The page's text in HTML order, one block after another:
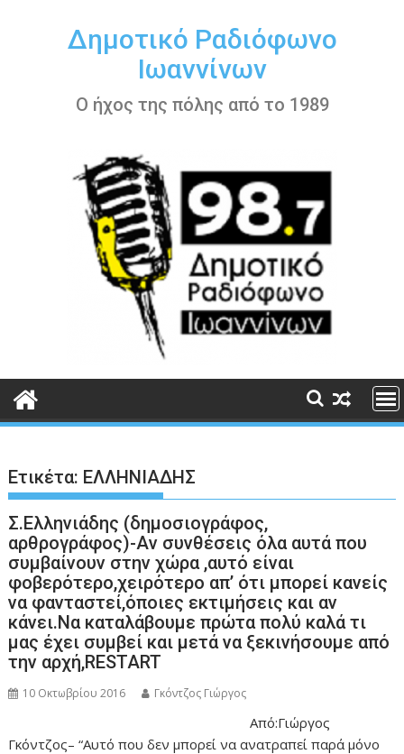
περιεχόμενοΔημοτικό Ραδιόφωνο
Ιωαννίνων
Ο ήχος της πόλης από το 1989
Ετικέτα: ΕΛΛΗΝΙΑΔΗΣ
Σ.Ελληνιάδης (δημοσιογράφος,
αρθρογράφος)-Αν συνθέσεις όλα αυτά που
συμβαίνουν στην χώρα ,αυτό είναι
φοβερότερο,χειρότερο απ’ ότι μπορεί κανείς
να φανταστεί,όποιες εκτιμήσεις και αν
κάνει.Να καταλάβουμε πρώτα πολύ καλά τι
μας έχει συμβεί και μετά να ξεκινήσουμε από
την αρχή,RESTART
10 Οκτωβρίου 2016 Γκόντζος Γιώργος
Από:Γιώργος
Γκόντζος– “Αυτό που δεν μπορεί να ανατραπεί παρά μόνο